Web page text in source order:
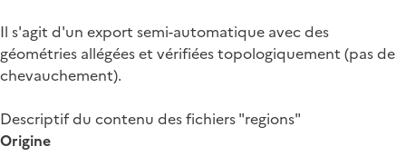
Il s'agit d'un export semi-automatique avec des
géométries allégées et vérifiées topologiquement (pas de
chevauchement).
Descriptif du contenu des fichiers "regions"
Origine